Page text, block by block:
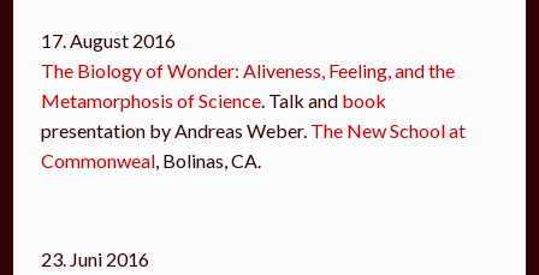
17. August 2016
The Biology of Wonder: Aliveness, Feeling, and the
Metamorphosis of Science . Talk and book
presentation by Andreas Weber. The New School at
Commonweal , Bolinas, CA.
23. Juni 2016